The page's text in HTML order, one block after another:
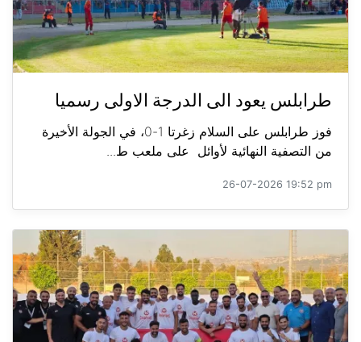
طرابلس يعود الى الدرجة الاولى رسميا
فوز طرابلس على السلام زغرتا 1-0، في الجولة الأخيرة
من التصفية النهائية لأوائل على ملعب ط...
26-07-2026 19:52 pm